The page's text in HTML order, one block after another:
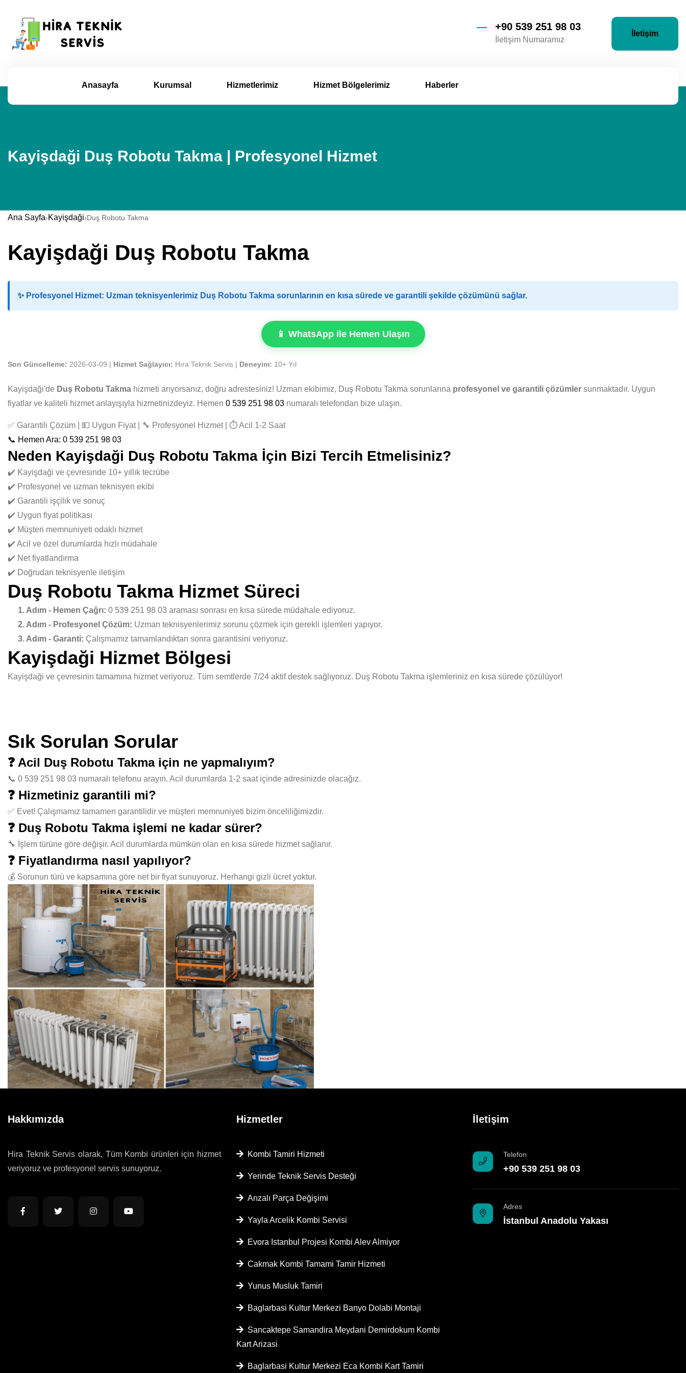
+90 539 251 98 03
İletişim Numaramız
İletişim
Anasayfa Kurumsal Hizmetlerimiz Hizmet Bölgelerimiz Haberler
Kayişdaği Duş Robotu Takma | Profesyonel Hizmet
Ana Sayfa›Kayişdaği›Duş Robotu Takma
Kayişdaği Duş Robotu Takma
✨ Profesyonel Hizmet: Uzman teknisyenlerimiz Duş Robotu Takma sorunlarının en kısa sürede ve garantili şekilde çözümünü sağlar.
📱 WhatsApp ile Hemen Ulaşın
Son Güncelleme: 2026-03-09 | Hizmet Sağlayıcı: Hıra Teknik Servis | Deneyim: 10+ Yıl
Kayişdaği'de Duş Robotu Takma hizmeti arıyorsanız, doğru adrestesiniz! Uzman ekibimiz, Duş Robotu Takma sorunlarına profesyonel ve garantili çözümler sunmaktadır. Uygun
fiyatlar ve kaliteli hizmet anlayışıyla hizmetinizdeyiz. Hemen 0 539 251 98 03 numaralı telefondan bize ulaşın.
✅ Garantili Çözüm | 💵 Uygun Fiyat | 🔧 Profesyonel Hizmet | ⏱️ Acil 1-2 Saat
📞 Hemen Ara: 0 539 251 98 03
Neden Kayişdaği Duş Robotu Takma İçin Bizi Tercih Etmelisiniz?
✔️ Kayişdaği ve çevresinde 10+ yıllık tecrübe
✔️ Profesyonel ve uzman teknisyen ekibi
✔️ Garantili işçilik ve sonuç
✔️ Uygun fiyat politikası
✔️ Müşteri memnuniyeti odaklı hizmet
✔️ Acil ve özel durumlarda hızlı müdahale
✔️ Net fiyatlandırma
✔️ Doğrudan teknisyenle iletişim
Duş Robotu Takma Hizmet Süreci
1. Adım - Hemen Çağrı: 0 539 251 98 03 araması sonrası en kısa sürede müdahale ediyoruz.
2. Adım - Profesyonel Çözüm: Uzman teknisyenlerimiz sorunu çözmek için gerekli işlemleri yapıyor.
3. Adım - Garanti: Çalışmamız tamamlandıktan sonra garantisini veriyoruz.
Kayişdaği Hizmet Bölgesi
Kayişdaği ve çevresinin tamamına hizmet veriyoruz. Tüm semtlerde 7/24 aktif destek sağlıyoruz. Duş Robotu Takma işlemleriniz en kısa sürede çözülüyor!
Sık Sorulan Sorular
❓ Acil Duş Robotu Takma için ne yapmalıyım?
📞 0 539 251 98 03 numaralı telefonu arayın. Acil durumlarda 1-2 saat içinde adresinizde olacağız.
❓ Hizmetiniz garantili mi?
✅ Evet! Çalışmamız tamamen garantilidir ve müşteri memnuniyeti bizim önceliliğimizdir.
❓ Duş Robotu Takma işlemi ne kadar sürer?
🔧 İşlem türüne göre değişir. Acil durumlarda mümkün olan en kısa sürede hizmet sağlanır.
❓ Fiyatlandırma nasıl yapılıyor?
💰 Sorunun türü ve kapsamına göre net bir fiyat sunuyoruz. Herhangi gizli ücret yoktur.
Hakkımızda
Hira Teknik Servis olarak, Tüm Kombi ürünleri için hizmet
veriyoruz ve profesyonel servis sunuyoruz.
Hizmetler
Kombi Tamiri Hizmeti
Yerinde Teknik Servis Desteği
Arızalı Parça Değişimi
Yayla Arcelik Kombi Servisi
Evora Istanbul Projesi Kombi Alev Almiyor
Cakmak Kombi Tamami Tamir Hizmeti
Yunus Musluk Tamiri
Baglarbasi Kultur Merkezi Banyo Dolabi Montaji
Sancaktepe Samandira Meydani Demirdokum Kombi
Kart Arizasi
Baglarbasi Kultur Merkezi Eca Kombi Kart Tamiri
İletişim
Telefon
+90 539 251 98 03
Adres
İstanbul Anadolu Yakası